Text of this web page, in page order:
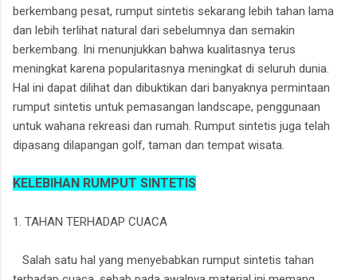
berkembang pesat, rumput sintetis sekarang lebih tahan lama
dan lebih terlihat natural dari sebelumnya dan semakin
berkembang. Ini menunjukkan bahwa kualitasnya terus
meningkat karena popularitasnya meningkat di seluruh dunia.
Hal ini dapat dilihat dan dibuktikan dari banyaknya permintaan
rumput sintetis untuk pemasangan landscape, penggunaan
untuk wahana rekreasi dan rumah. Rumput sintetis juga telah
dipasang dilapangan golf, taman dan tempat wisata.
KELEBIHAN RUMPUT SINTETIS
1. TAHAN TERHADAP CUACA
Salah satu hal yang menyebabkan rumput sintetis tahan